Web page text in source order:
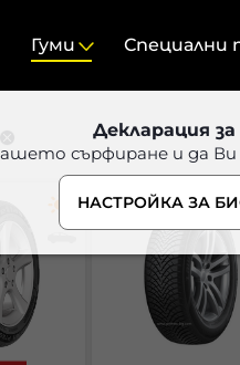
Декларация
сърфиране и да
НАСТРОЙКА ЗА
Гуми Специални